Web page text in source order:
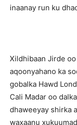
inaanay run ku
Xildhibaan Jirde
aqoonyahano ka
gobalka Hawd
Cali Madar oo
dhaweeyay shirka
waxaanu